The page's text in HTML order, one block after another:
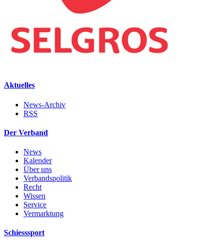
Aktuelles
News-Archiv
RSS
Der Verband
News
Kalender
Über uns
Verbandspolitik
Recht
Wissen
Service
Vermarktung
Schiesssport